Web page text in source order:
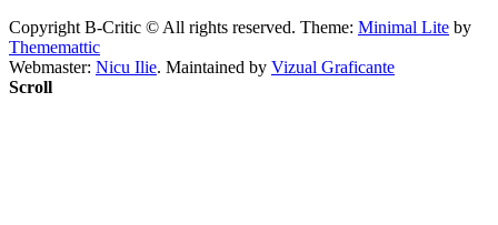
Copyright B-Critic © All rights reserved. Theme: Minimal Lite by
Thememattic
Webmaster: Nicu Ilie. Maintained by Vizual Graficante
Scroll